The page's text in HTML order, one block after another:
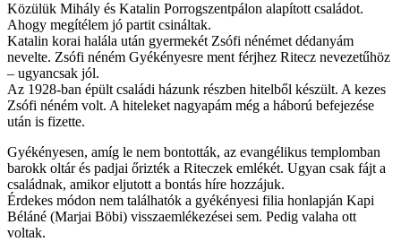
Közülük Mihály és Katalin Porrogszentpálon alapított családot.
Ahogy megítélem jó partit csináltak.
Katalin korai halála után gyermekét Zsófi nénémet dédanyám
nevelte. Zsófi néném Gyékényesre ment férjhez Ritecz nevezetűhöz
– ugyancsak jól.
Az 1928-ban épült családi házunk részben hitelből készült. A kezes
Zsófi néném volt. A hiteleket nagyapám még a háború befejezése
után is fizette.
Gyékényesen, amíg le nem bontották, az evangélikus templomban
barokk oltár és padjai őrizték a Riteczek emlékét. Ugyan csak fájt a
családnak, amikor eljutott a bontás híre hozzájuk.
Érdekes módon nem találhatók a gyékényesi filia honlapján Kapi
Béláné (Marjai Böbi) visszaemlékezései sem. Pedig valaha ott
voltak.